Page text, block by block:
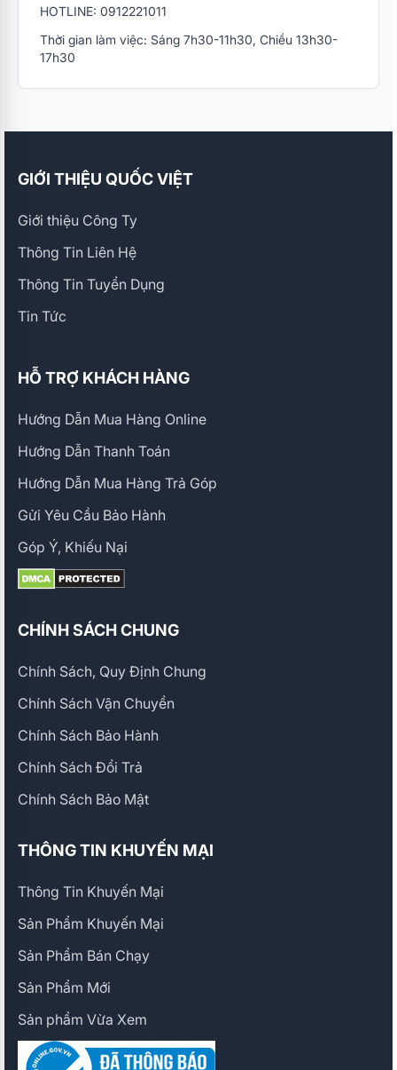
HOTLINE: 0912221011
Thời gian làm việc: Sáng 7h30-11h30, Chiều 13h30-
17h30
GIỚI THIỆU QUỐC VIỆT
Giới thiệu Công Ty
Thông Tin Liên Hệ
Thông Tin Tuyển Dụng
Tin Tức
HỖ TRỢ KHÁCH HÀNG
Hướng Dẫn Mua Hàng Online
Hướng Dẫn Thanh Toán
Hướng Dẫn Mua Hàng Trả Góp
Gửi Yêu Cầu Bảo Hành
Góp Ý, Khiếu Nại
CHÍNH SÁCH CHUNG
Chính Sách, Quy Định Chung
Chính Sách Vận Chuyển
Chính Sách Bảo Hành
Chính Sách Đổi Trả
Chính Sách Bảo Mật
THÔNG TIN KHUYẾN MẠI
Thông Tin Khuyến Mại
Sản Phẩm Khuyến Mại
Sản Phẩm Bán Chạy
Sản Phẩm Mới
Sản phẩm Vừa Xem